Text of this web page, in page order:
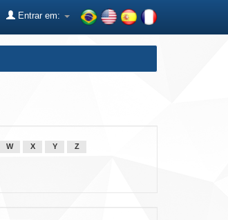
Entrar em:
W X Y Z